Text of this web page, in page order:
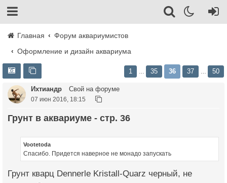
Главная
Форум аквариумистов
Оформление и дизайн аквариума
1 35 36 37 50
Ихтиандр Свой на форуме
07 июн 2016, 18:15
Грунт в аквариуме - стр. 36
Vootetoda
Спасибо. Придется наверное не монадо запускать
Грунт кварц Dennerle Kristall-Quarz черный, не